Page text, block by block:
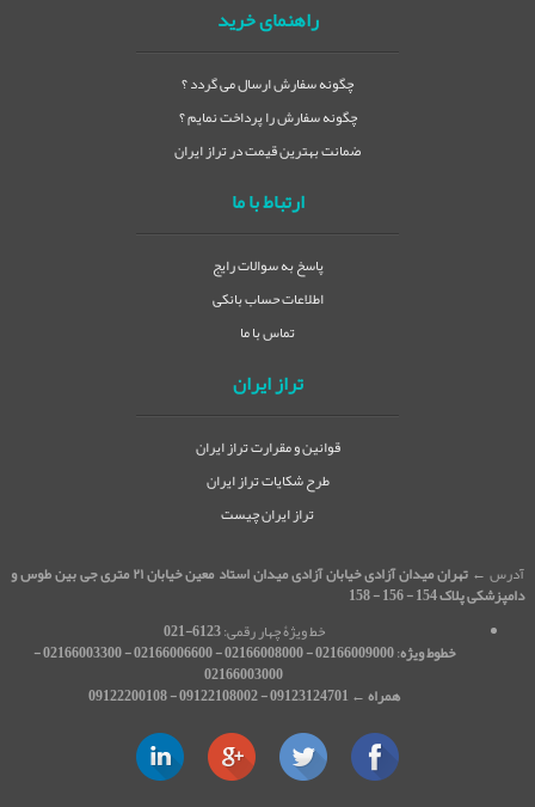
راهنمای خرید
چگونه سفارش ارسال می گردد ؟
چگونه سفارش را پرداخت نمایم ؟
ضمانت بهترین قیمت در تراز ایران
ارتباط با ما
پاسخ به سوالات رایج
اطلاعات حساب بانکی
تماس با ما
تراز ایران
قوانین و مقرارت تراز ایران
طرح شکایات تراز ایران
تراز ایران چیست
آدرس ← تهران میدان آزادی خیابان آزادی میدان استاد معین خیابان ۲۱ متری جی بین طوس و
دامپزشکی پلاک 154 - 156 - 158
خط ویژۀ چهار رقمی:6123-021
خطوط ویژه:
02166009000 - 02166008000 - 02166006600 - 02166003300 -
02166003000
همراه ← 09123124701 - 09122108002 - 09122200108